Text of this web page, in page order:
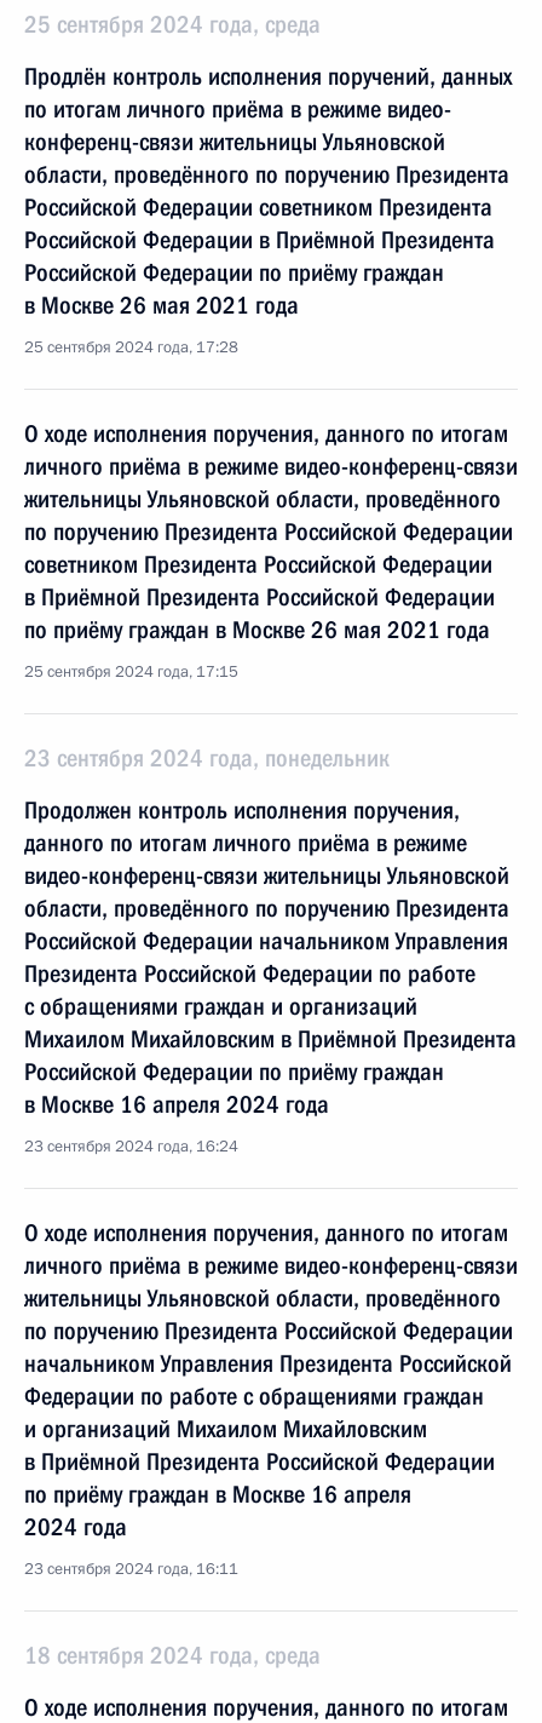
25 сентября 2024 года, среда
Продлён контроль исполнения поручений, данных
по итогам личного приёма в режиме видео-
конференц-связи жительницы Ульяновской
области, проведённого по поручению Президента
Российской Федерации советником Президента
Российской Федерации в Приёмной Президента
Российской Федерации по приёму граждан
в Москве 26 мая 2021 года
25 сентября 2024 года, 17:28
О ходе исполнения поручения, данного по итогам
личного приёма в режиме видео-конференц-связи
жительницы Ульяновской области, проведённого
по поручению Президента Российской Федерации
советником Президента Российской Федерации
в Приёмной Президента Российской Федерации
по приёму граждан в Москве 26 мая 2021 года
25 сентября 2024 года, 17:15
23 сентября 2024 года, понедельник
Продолжен контроль исполнения поручения,
данного по итогам личного приёма в режиме
видео-конференц-связи жительницы Ульяновской
области, проведённого по поручению Президента
Российской Федерации начальником Управления
Президента Российской Федерации по работе
с обращениями граждан и организаций
Михаилом Михайловским в Приёмной Президента
Российской Федерации по приёму граждан
в Москве 16 апреля 2024 года
23 сентября 2024 года, 16:24
О ходе исполнения поручения, данного по итогам
личного приёма в режиме видео-конференц-связи
жительницы Ульяновской области, проведённого
по поручению Президента Российской Федерации
начальником Управления Президента Российской
Федерации по работе с обращениями граждан
и организаций Михаилом Михайловским
в Приёмной Президента Российской Федерации
по приёму граждан в Москве 16 апреля
2024 года
23 сентября 2024 года, 16:11
18 сентября 2024 года, среда
О ходе исполнения поручения, данного по итогам